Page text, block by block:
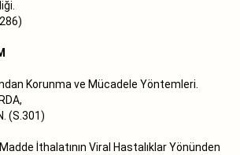
Korunma ve Mücadele Yöntemleri.
(S.301)
İthalatının Viral Hastalıklar Yönünden